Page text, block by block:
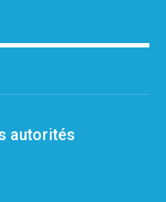
autorités